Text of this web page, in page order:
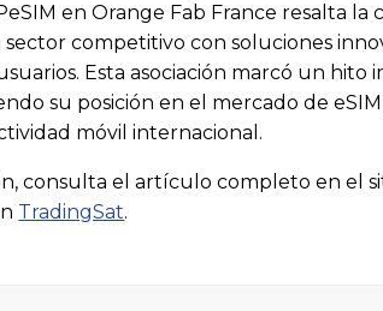
en Orange Fab France resalta la
competitivo con soluciones
Esta asociación marcó un hito
su posición en el mercado de
móvil internacional.
consulta el artículo completo en el
TradingSat.